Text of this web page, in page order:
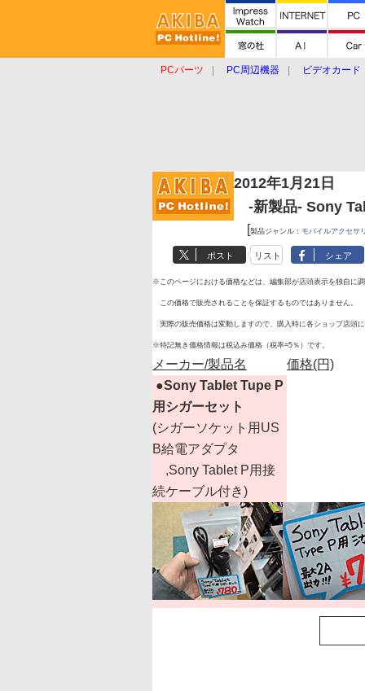
PCパーツ PC周辺機器 ビデオカード
2012年1月21日
-新製品- Sony
[製品ジャンル： モバイルアクセサ
ポスト リスト シェア
※このページにおける価格などは、編集部が店頭表示を独自に調
この価格で販売されることを保証するものではありません。
実際の販売価格は変動しますので、購入時に各ショップ店頭に
※特記無き価格情報は税込み価格（税率=5％）です。
メーカー/製品名 価格(円)
●Sony Tablet Tupe P
用シガーセット
(シガーソケット用US
B給電アダプタ
,Sony Tablet P用接
続ケーブル付き)